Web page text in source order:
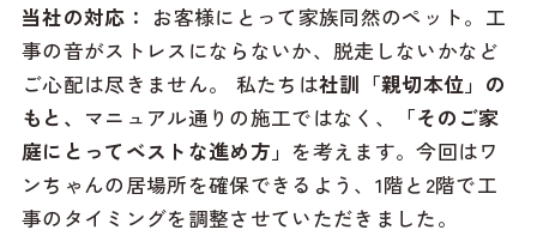
当社の対応： お客様にとって家族同然のペット。工
事の音がストレスにならないか、脱走しないかなど
ご心配は尽きません。 私たちは社訓「親切本位」 の
もと、 マニュアル通りの施工ではなく、
「そのご家
庭にとってベストな進め方」 を考えます。今回はワ
ンちゃんの居場所を確保できるよう、1階と2階で工
事のタイミングを調整させていただきました。